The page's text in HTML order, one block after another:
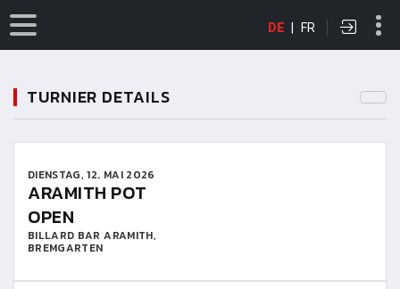
DE | FR
TURNIER DETAILS
DIENSTAG, 12. MAI 2026
ARAMITH POT
OPEN
BILLARD BAR ARAMITH,
BREMGARTEN